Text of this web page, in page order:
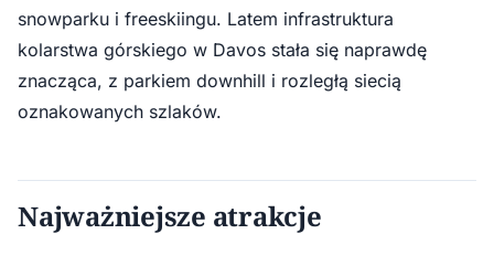
snowparku i freeskiingu. Latem infrastruktura
kolarstwa górskiego w Davos stała się naprawdę
znacząca, z parkiem downhill i rozległą siecią
oznakowanych szlaków.
Najważniejsze atrakcje